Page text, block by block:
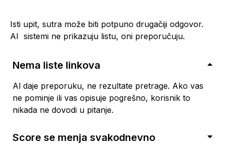
Isti upit, sutra može biti potpuno drugačiji odgovor.
AI sistemi ne prikazuju listu, oni preporučuju.
Nema liste linkova
Al daje preporuku, ne rezultate pretrage. Ako vas
ne pominje ili vas opisuje pogrešno, korisnik to
nikada ne dovodi u pitanje.
Score se menja svakodnevno